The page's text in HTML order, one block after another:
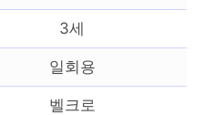
3세
일회용
벨크로